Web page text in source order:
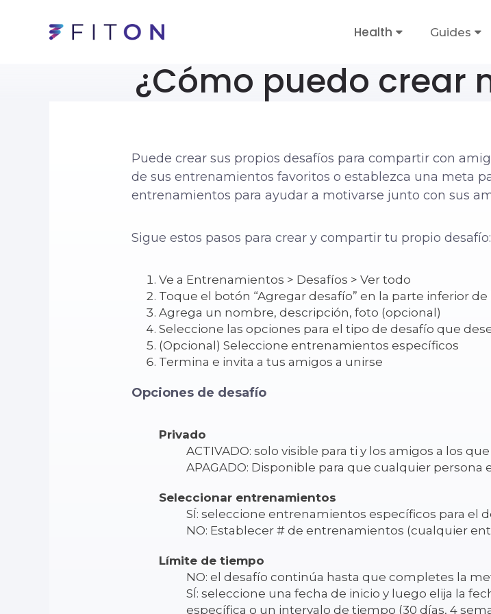
Health Guides
¿Cómo puedo crear
Puede crear sus propios desafíos para compartir con
de sus entrenamientos favoritos o establezca una meta
entrenamientos para ayudar a motivarse junto con sus
Sigue estos pasos para crear y compartir tu propio desafío:
Ve a Entrenamientos > Desafíos > Ver todo
Toque el botón “Agregar desafío” en la parte inferior de
Agrega un nombre, descripción, foto (opcional)
Seleccione las opciones para el tipo de desafío que
(Opcional) Seleccione entrenamientos específicos
Termina e invita a tus amigos a unirse
Opciones de desafío
Privado
ACTIVADO: solo visible para ti y los amigos a los
APAGADO: Disponible para que cualquier persona
Seleccionar entrenamientos
SÍ: seleccione entrenamientos específicos para el
NO: Establecer # de entrenamientos (cualquier
Límite de tiempo
NO: el desafío continúa hasta que completes la
SÍ: seleccione una fecha de inicio y luego elija la
específica o un intervalo de tiempo (30 días, 4